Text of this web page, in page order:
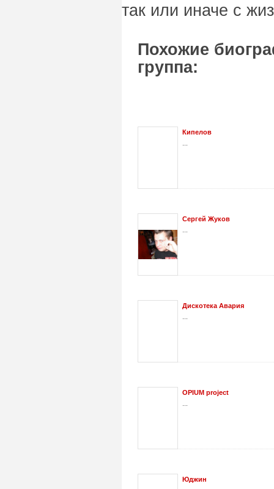
так или иначе с
Похожие
группа:
Кипелов
Сергей Жуков
Дискотека Авария
OPIUM project
Юджин